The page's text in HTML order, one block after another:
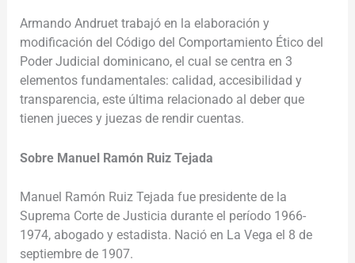
Armando Andruet trabajó en la elaboración y
modificación del Código del Comportamiento Ético del
Poder Judicial dominicano, el cual se centra en 3
elementos fundamentales: calidad, accesibilidad y
transparencia, este última relacionado al deber que
tienen jueces y juezas de rendir cuentas.
Sobre Manuel Ramón Ruiz Tejada
Manuel Ramón Ruiz Tejada fue presidente de la
Suprema Corte de Justicia durante el período 1966-
1974, abogado y estadista. Nació en La Vega el 8 de
septiembre de 1907.